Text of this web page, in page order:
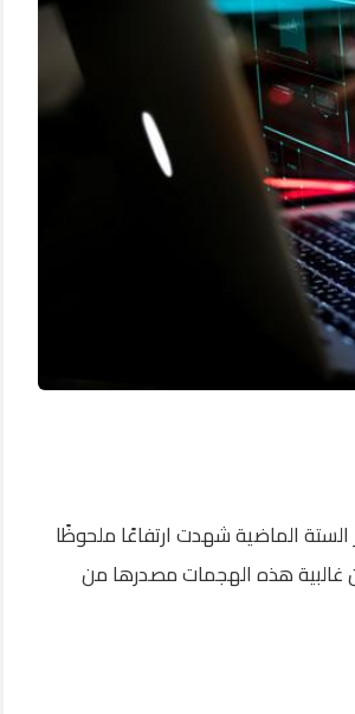
الستة الماضية شهدت ارتفاعًا ملحوظًا
بنسبة وصلت إلى 60%، موضحًا أن غالبية هذه الهجمات مصدرها من